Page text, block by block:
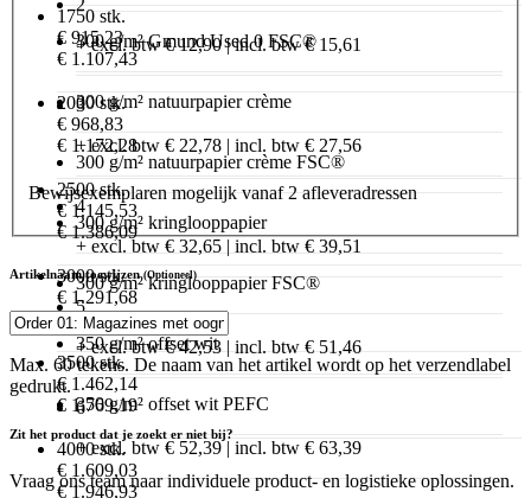
300 g/m² Gmund Used 0 FSC®
300 g/m² natuurpapier crème
300 g/m² natuurpapier crème FSC®
300 g/m² kringlooppapier
300 g/m² kringlooppapier FSC®
350 g/m² offset wit
350 g/m² offset wit PEFC
1750 stk.
€ 915,23
€ 1.107,43
2000 stk.
€ 968,83
€ 1.172,28
2500 stk.
€ 1.145,53
€ 1.386,09
3000 stk.
€ 1.291,68
€ 1.562,93
3500 stk.
€ 1.462,14
€ 1.769,19
4000 stk.
€ 1.609,03
€ 1.946,93
2
+ excl. btw € 12,90 | incl. btw € 15,61
3
+ excl. btw € 22,78 | incl. btw € 27,56
4
+ excl. btw € 32,65 | incl. btw € 39,51
5
+ excl. btw € 42,53 | incl. btw € 51,46
6
+ excl. btw € 52,39 | incl. btw € 63,39
Bewijsexemplaren mogelijk vanaf 2 afleveradressen
Artikelnaam toewijzen(Optioneel)
Max. 60 tekens. De naam van het artikel wordt op het verzendlabel
gedrukt.
Zit het product dat je zoekt er niet bij?
Vraag ons team naar individuele product- en logistieke oplossingen.